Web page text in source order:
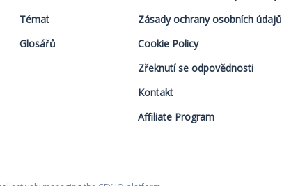
Témat
Glosářů
Zásady ochrany osobních údajů
Cookie Policy
Zřeknutí se odpovědnosti
Kontakt
Affiliate Program